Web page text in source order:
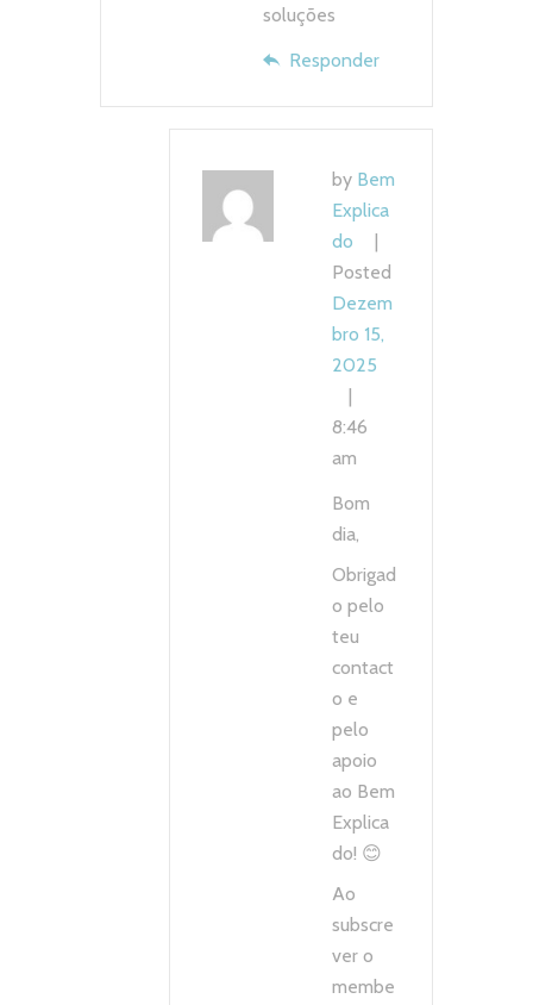
soluções
Responder
by Bem
Explica
do
Posted
Dezem
bro 15,
2025
8:46
am
Bom
dia,
Obrigad
o pelo
teu
contact
o e
pelo
apoio
ao Bem
Explica
do! 😊
Ao
subscre
ver o
membe